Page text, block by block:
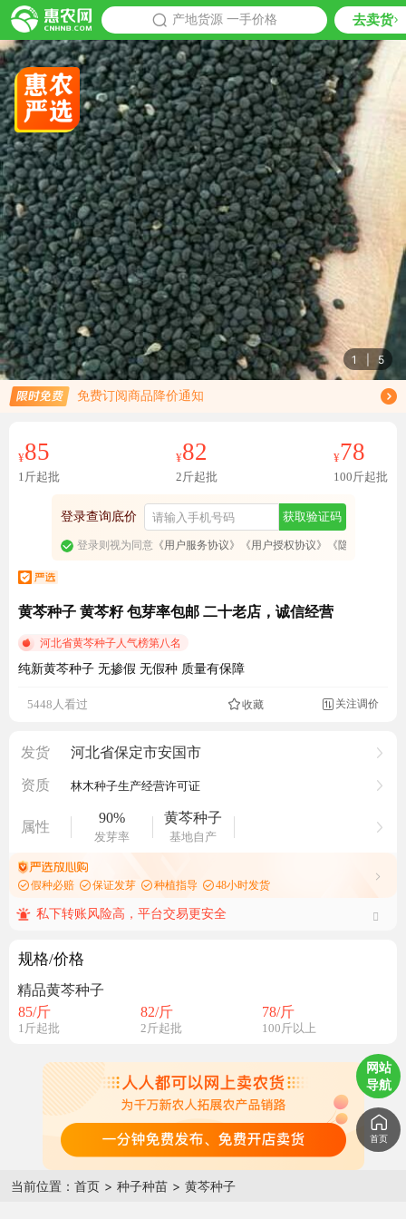
产地货源 一手价格 去卖货
推荐
1 5
限时免费订阅黄芩种子行情趋势
免费订阅商品降价通知
¥85
1斤起批
¥82
2斤起批
¥78
100斤起批
登录查询底价 获取验证码
登录则视为同意《用户服务协议》 《用户授权协议》 《隐私政策》
黄芩种子 黄芩籽 包芽率包邮 二十老店，诚信经营
河北省黄芩种子人气榜第八名
纯新黄芩种子 无掺假 无假种 质量有保障
5448人看过
收藏 关注调价
发货 河北省保定市安国市
资质 林木种子生产经营许可证
属性
90%
发芽率
黄芩种子
基地自产
假种必赔 保证发芽 种植指导 48小时发货
私下转账风险高，平台交易更安全
规格/价格
精品黄芩种子
85/斤
1斤起批
82/斤
2斤起批
78/斤
100斤以上
当前位置： 首页 > 种子种苗 > 黄芩种子
网站
导航
首页